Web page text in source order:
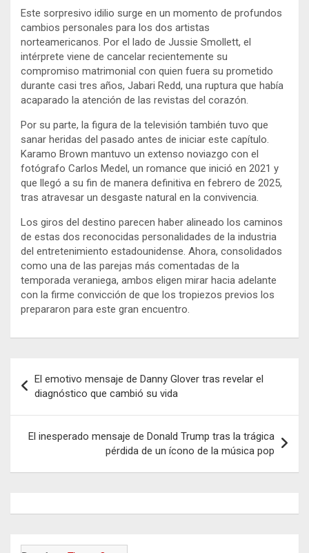
Este sorpresivo idilio surge en un momento de profundos
cambios personales para los dos artistas
norteamericanos. Por el lado de Jussie Smollett, el
intérprete viene de cancelar recientemente su
compromiso matrimonial con quien fuera su prometido
durante casi tres años, Jabari Redd, una ruptura que había
acaparado la atención de las revistas del corazón.
Por su parte, la figura de la televisión también tuvo que
sanar heridas del pasado antes de iniciar este capítulo.
Karamo Brown mantuvo un extenso noviazgo con el
fotógrafo Carlos Medel, un romance que inició en 2021 y
que llegó a su fin de manera definitiva en febrero de 2025,
tras atravesar un desgaste natural en la convivencia.
Los giros del destino parecen haber alineado los caminos
de estas dos reconocidas personalidades de la industria
del entretenimiento estadounidense. Ahora, consolidados
como una de las parejas más comentadas de la
temporada veraniega, ambos eligen mirar hacia adelante
con la firme convicción de que los tropiezos previos los
prepararon para este gran encuentro.
de
entradas
El emotivo mensaje de Danny Glover tras revelar el
diagnóstico que cambió su vida
El inesperado mensaje de Donald Trump tras la trágica
pérdida de un ícono de la música pop